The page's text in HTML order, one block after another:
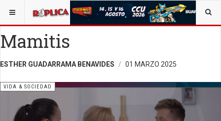
ESTÁ AQUÍ: VIDA Y SOCIEDAD OPINIÓN RÉPLICA
Mamitis
ESTHER GUADARRAMA BENAVIDES 01 MARZO 2025
VIDA & SOCIEDAD